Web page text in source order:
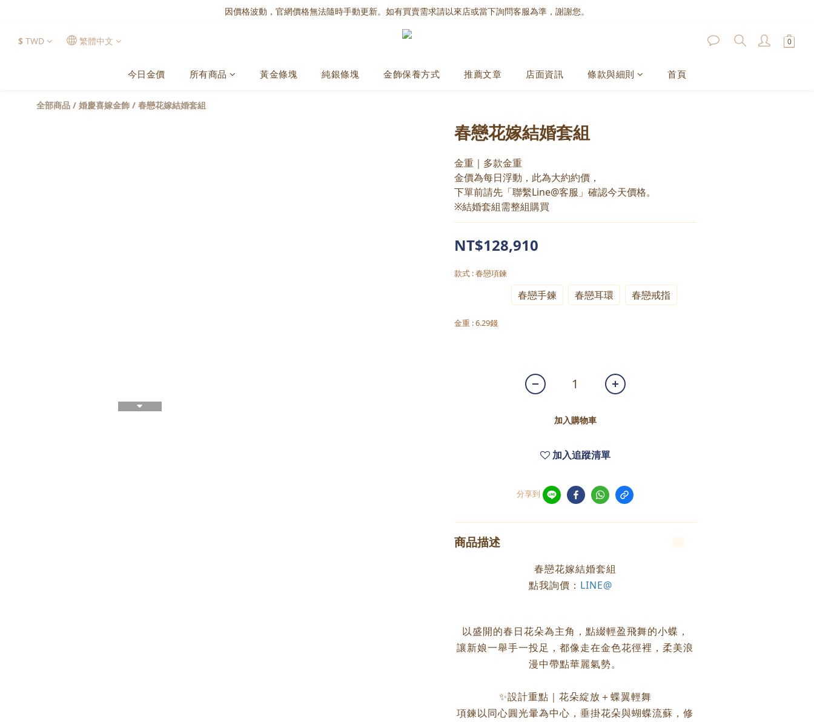
因價格波動，官網價格無法隨時手動更新。如有買賣需求請以來店或當下詢問客服為準，謝謝您。
$ TWD 繁體中文
今日金價 所有商品 黃金條塊 純銀條塊 金飾保養方式 推薦文章 店面資訊 條款與細則 首頁
全部商品 / 婚慶喜嫁金飾 / 春戀花嫁結婚套組
春戀花嫁結婚套組
金重｜多款金重
金價為每日浮動，此為大約約價，
下單前請先「聯繫Line@客服」確認今天價格。
※結婚套組需整組購買
NT$128,910
款式 : 春戀項鍊
春戀手鍊 春戀耳環 春戀戒指
金重 : 6.29錢
加入購物車
加入追蹤清單
分享到
商品描述
春戀花嫁結婚套組
點我詢價： LINE@
以盛開的春日花朵為主角，點綴輕盈飛舞的小蝶，
讓新娘一舉手一投足，都像走在金色花徑裡，柔美浪
漫中帶點華麗氣勢。
✨設計重點｜花朵綻放＋蝶翼輕舞
項鍊以同心圓光暈為中心，垂掛花朵與蝴蝶流蘇，修